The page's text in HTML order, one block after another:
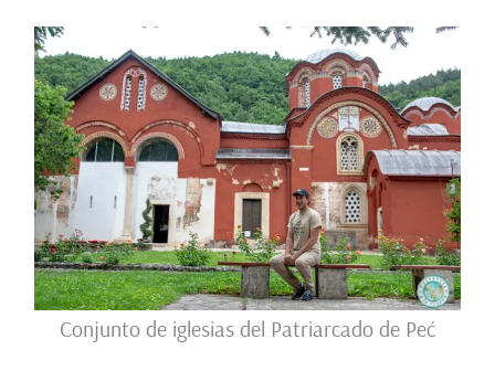
Conjunto de iglesias del Patriarcado de Peć